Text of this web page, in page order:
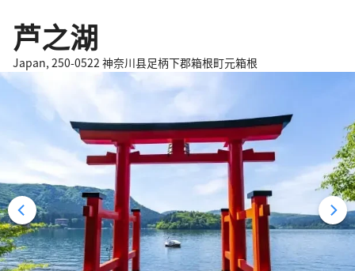
芦之湖
Japan, 250-0522 神奈川县足柄下郡箱根町元箱根